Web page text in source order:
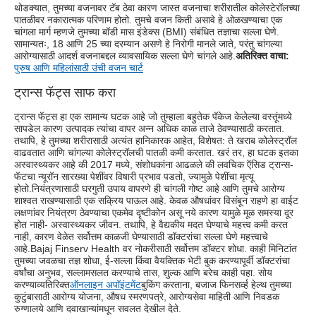
थोडक्यात, तुमच्या वजनावर टॅब ठेवा कारण जास्त वजनाचा शरीरातील कोलेस्टेरॉलच्या
पातळीवर नकारात्मक परिणाम होतो. तुमचे वजन किती असावे हे ओळखण्याचा एक
चांगला मार्ग म्हणजे तुमच्या बॉडी मास इंडेक्स (BMI) संबंधित तज्ञाचा सल्ला घेणे.
सामान्यतः, 18 आणि 25 च्या दरम्यान असणे हे निरोगी मानले जाते, परंतु चांगल्या
आरोग्यासाठी आदर्श वजनाबद्दल व्यावसायिक सल्ला घेणे चांगले आहे. अतिरिक्त वाचा:
पुरुष आणि महिलांसाठी उंची वजन चार्ट
ट्रान्स फॅट्स साफ करा
ट्रान्स फॅट्स हा एक सामान्य घटक आहे जो तुम्हाला बहुतेक पॅकेज केलेल्या वस्तूंमध्ये
सापडेल कारण उत्पादक त्यांचा वापर अन्न अधिक काळ ताजे ठेवण्यासाठी करतात.
तथापि, हे तुमच्या शरीरासाठी अत्यंत हानिकारक आहेत, विशेषत: ते खराब कोलेस्ट्रॉल
वाढवतात आणि चांगल्या कोलेस्ट्रॉलची पातळी कमी करतात. खरं तर, हा घटक इतका
अस्वास्थ्यकर आहे की 2017 मध्ये, संशोधकांना आढळले की लवचिक ऍसिड ट्रान्स-
फॅटचा न्यूरॉन सारख्या पेशींवर विषारी प्रभाव पडतो, ज्यामुळे पेशींचा मृत्यू
होतो.नियंत्रणासाठी घरगुती उपाय वापरणे ही चांगली गोष्ट आहे आणि तुमचे आरोग्य
शाश्वत राखण्यासाठी एक सक्रिय पाऊल आहे. केवळ औषधांवर विसंबून राहणे हा वाईट
लक्षणांवर नियंत्रण ठेवण्याचा एकमेव दृष्टीकोन असू नये कारण यामुळे मूळ समस्या दूर
होत नाही- अस्वास्थ्यकर जीवन. तथापि, हे वैद्यकीय मदत घेण्याचे महत्त्व कमी करत
नाही, कारण वेळेत सर्वोत्तम काळजी घेण्यासाठी डॉक्टरांचा सल्ला घेणे महत्त्वाचे
आहे. Bajaj Finserv Health वर नोकरीसाठी सर्वोत्तम डॉक्टर शोधा. काही मिनिटांत
तुमच्या जवळचा तज्ञ शोधा, ई-सल्ला किंवा वैयक्तिक भेटी बुक करण्यापूर्वी डॉक्टरांचा
वर्षांचा अनुभव, सल्लामसलत करण्याचे तास, शुल्क आणि बरेच काही पहा. सोय
करण्याव्यतिरिक्तऑनलाइन अपॉइंटमेंटबुकिंग करताना, बजाज फिनसर्व्ह हेल्थ तुमच्या
कुटुंबासाठी आरोग्य योजना, औषध स्मरणपत्रे, आरोग्यसेवा माहिती आणि निवडक
रुग्णालये आणि दवाखान्यांमधून सवलत देखील देते.